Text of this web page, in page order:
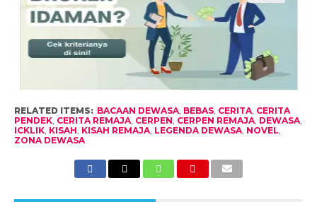
RELATED ITEMS: BACAAN DEWASA, BEBAS, CERITA, CERITA
PENDEK, CERITA REMAJA, CERPEN, CERPEN REMAJA, DEWASA,
ICKLIK, KISAH, KISAH REMAJA, LEGENDA DEWASA, NOVEL,
ZONA DEWASA